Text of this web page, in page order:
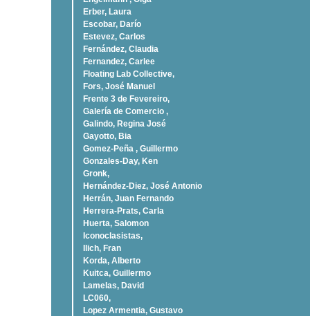
Erber, Laura
Escobar, Darío
Estevez, Carlos
Fernández, Claudia
Fernandez, Carlee
Floating Lab Collective,
Fors, José Manuel
Frente 3 de Fevereiro,
Galería de Comercio ,
Galindo, Regina José
Gayotto, Bia
Gomez-Peña , Guillermo
Gonzales-Day, Ken
Gronk,
Hernández-Diez, José Antonio
Herrán, Juan Fernando
Herrera-Prats, Carla
Huerta, Salomon
Iconoclasistas,
Ilich, Fran
Korda, Alberto
Kuitca, Guillermo
Lamelas, David
LC060,
Lopez Armentia, Gustavo